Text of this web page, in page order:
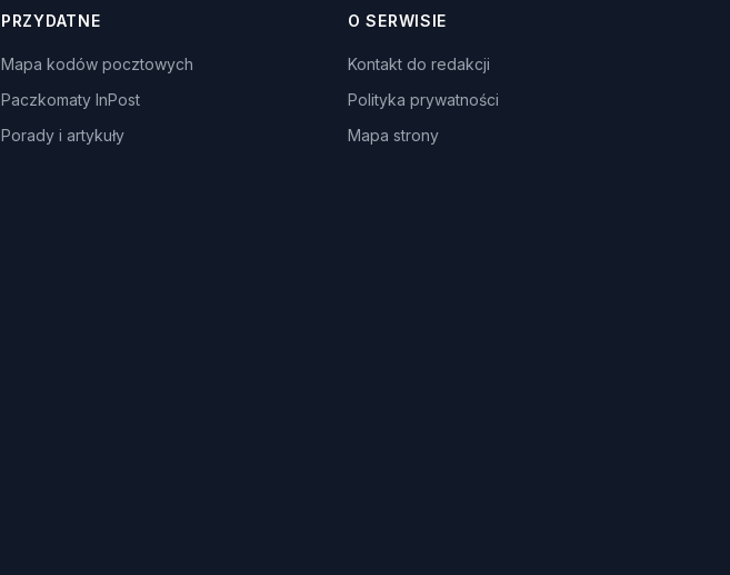
PRZYDATNE
Mapa kodów pocztowych
Paczkomaty InPost
Porady i artykuły
O SERWISIE
Kontakt do redakcji
Polityka prywatności
Mapa strony